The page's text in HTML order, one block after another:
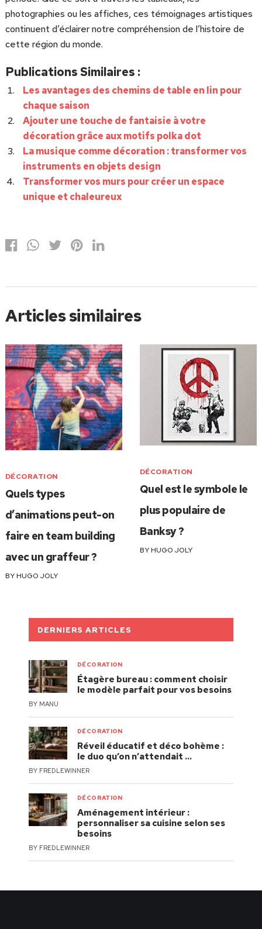
photographies ou les affiches, ces témoignages artistiques
continuent d’éclairer notre compréhension de l’histoire de
cette région du monde.
Publications Similaires :
Les avantages des chemins de table en lin pour
chaque saison
Ajouter une touche de fantaisie à votre
décoration grâce aux motifs polka dot
La musique comme décoration : transformer vos
instruments en objets design
Transformer vos murs pour créer un espace
unique et chaleureux
Articles similaires
DÉCORATION
Quels types
d’animations peut-on
faire en team building
avec un graffeur ?
BYHUGO JOLY
DÉCORATION
Quel est le symbole le
plus populaire de
Banksy ?
BYHUGO JOLY
DERNIERS ARTICLES
DÉCORATION
Étagère bureau : comment choisir
le modèle parfait pour vos besoins
BY MANU
DÉCORATION
Réveil éducatif et déco bohème :
le duo qu’on n’attendait …
BY FREDLEWINNER
DÉCORATION
Aménagement intérieur :
personnaliser sa cuisine selon ses
besoins
BY FREDLEWINNER